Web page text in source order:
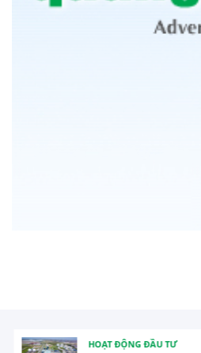
HOẠT ĐỘNG ĐẦU TƯ